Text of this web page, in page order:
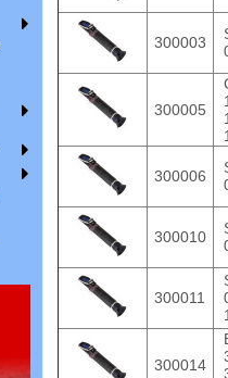
300003
300005
300006
300010
300011
300014